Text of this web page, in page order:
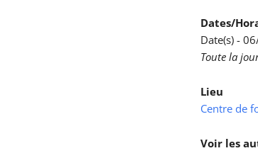
Dates/
Date(s) -
Toute la
Lieu
Centre de
Voir les